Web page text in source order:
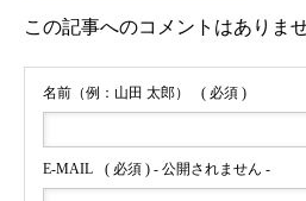
この記事へのコメントはありませ
名前（例：山田 太郎） ( 必須 )
E-MAIL ( 必須 ) - 公開されません -